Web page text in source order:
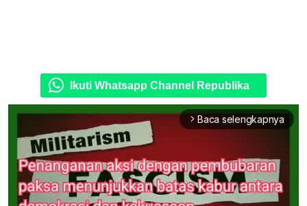
Ikuti Whatsapp Channel Republika
arrow_forward_ios Baca selengkapnya